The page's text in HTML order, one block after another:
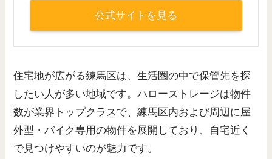
公式サイトを見る
住宅地が広がる練馬区は、生活圏の中で保管先を探
したい人が多い地域です。ハローストレージは物件
数が業界トップクラスで、練馬区内および周辺に屋
外型・バイク専用の物件を展開しており、自宅近く
で見つけやすいのが魅力です。